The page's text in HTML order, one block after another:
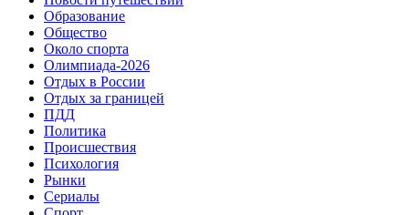
Образование
Общество
Около спорта
Олимпиада-2026
Отдых в России
Отдых за границей
ПДД
Политика
Происшествия
Психология
Рынки
Сериалы